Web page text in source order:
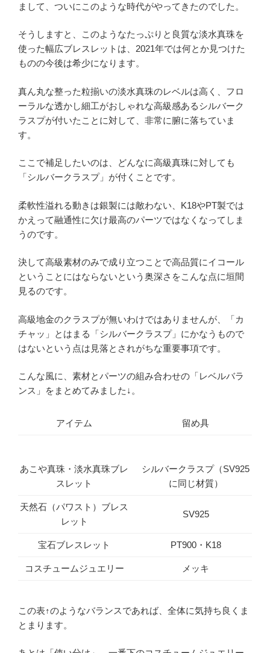
まして、ついにこのような時代がやってきたのでした。
そうしますと、このようなたっぷりと良質な淡水真珠を
使った幅広ブレスレットは、2021年では何とか見つけた
ものの今後は希少になります。
真ん丸な整った粒揃いの淡水真珠のレベルは高く、フロ
ーラルな透かし細工がおしゃれな高級感あるシルバーク
ラスプが付いたことに対して、非常に腑に落ちていま
す。
ここで補足したいのは、どんなに高級真珠に対しても
「シルバークラスプ」が付くことです。
柔軟性溢れる動きは銀製には敵わない、K18やPT製では
かえって融通性に欠け最高のパーツではなくなってしま
うのです。
決して高級素材のみで成り立つことで高品質にイコール
ということにはならないという奥深さをこんな点に垣間
見るのです。
高級地金のクラスプが無いわけではありませんが、「カ
チャッ」とはまる「シルバークラスプ」にかなうもので
はないという点は見落とされがちな重要事項です。
こんな風に、素材とパーツの組み合わせの「レベルバラ
ンス」をまとめてみました↓。
アイテム 留め具
あこや真珠・淡水真珠ブレ
スレット
シルバークラスプ（SV925
に同じ材質）
天然石（パワスト）ブレス
レット
SV925
宝石ブレスレット PT900・K18
コスチュームジュエリー メッキ
この表↑のようなバランスであれば、全体に気持ち良くま
とまります。